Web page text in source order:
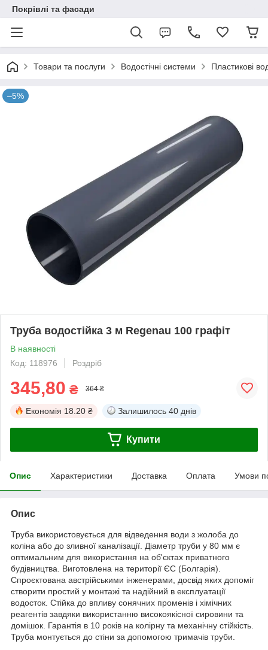
Покрівлі та фасади
Товари та послуги Водостічні системи Пластикові
–5%
Труба водостійка 3 м Regenau 100 графіт
В наявності
Код: 118976
Роздріб
345,80 ₴ 364 ₴
Економія 18.20 ₴ Залишилось 40 днів
Купити
Опис Характеристики Доставка Оплата Умови
Опис
Труба використовується для відведення води з жолоба до
коліна або до зливної каналізації. Діаметр труби у 80 мм є
оптимальним для використання на об'єктах приватного
будівництва. Виготовлена на території ЄС (Болгарія).
Спроєктована австрійськими інженерами, досвід яких допоміг
створити простий у монтажі та надійний в експлуатації
водосток. Стійка до впливу сонячних променів і хімічних
реагентів завдяки використанню високоякісної сировини та
домішок. Гарантія в 10 років на колірну та механічну стійкість.
Труба монтується до стіни за допомогою тримачів труби.